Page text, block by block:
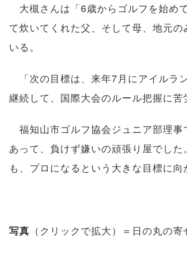
大槻さんは「6歳からゴルフを始め
て炊いてくれた父、そして母、地元
いる。
「次の目標は、来年7月にアイルラ
継続して、国際大会のルール把握に
福知山市ゴルフ協会ジュニア部理
あって、負けず嫌いの頑張り屋でし
も、プロになるという大きな目標に
写真 （クリックで拡大）＝日の丸の